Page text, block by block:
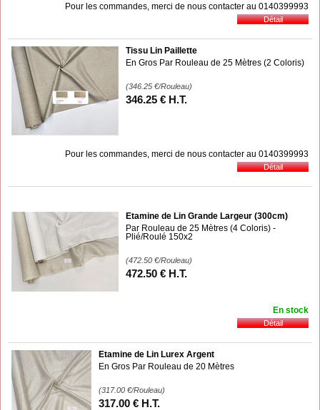
Pour les commandes, merci de nous contacter au 0140399993
Tissu Lin Paillette
En Gros Par Rouleau de 25 Mètres (2 Coloris)
(346.25 €/Rouleau)
346.25 € H.T.
Pour les commandes, merci de nous contacter au 0140399993
Etamine de Lin Grande Largeur (300cm)
Par Rouleau de 25 Mètres (4 Coloris) -
Plié/Roulé 150x2
(472.50 €/Rouleau)
472.50 € H.T.
En stock
Etamine de Lin Lurex Argent
En Gros Par Rouleau de 20 Mètres
(317.00 €/Rouleau)
317.00 € H.T.